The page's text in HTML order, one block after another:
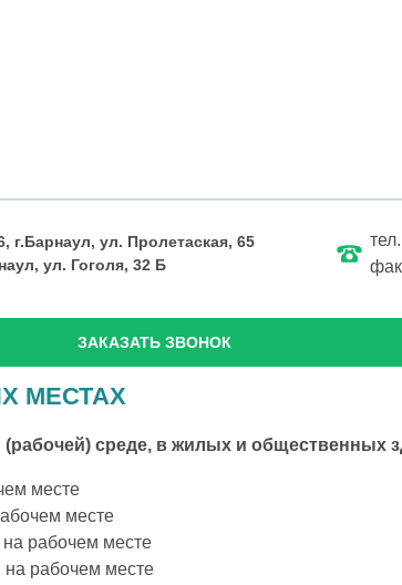
г.Барнаул, ул. Пролетаская, 65
ул. Гоголя, 32 Б
ЗАКАЗАТЬ ЗВОНОК
МЕСТАХ
среде, в жилых и общественных
месте
месте
рабочем месте
рабочем месте